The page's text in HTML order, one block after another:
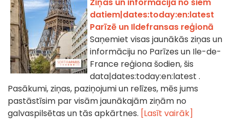
Ziņas un informācija no šiem
datiem|dates:today:en:latest
Parīzē un Ildefransas reģionā
Saņemiet visas jaunākās ziņas un
informāciju no Parīzes un Ile-de-
France reģiona šodien, šis
data|dates:today:en:latest .
Pasākumi, ziņas, paziņojumi un relīzes, mēs jums
pastāstīsim par visām jaunākajām ziņām no
galvaspilsētas un tās apkārtnes. [Lasīt vairāk]